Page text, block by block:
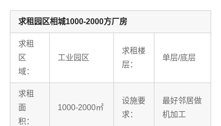
求租园区相城1000-2000方厂房
求租
区
域：
工业园区
求租楼
层：
单层/底层
求租
面
积：
1000-2000㎡
设施要
求：
最好邻居做
机加工